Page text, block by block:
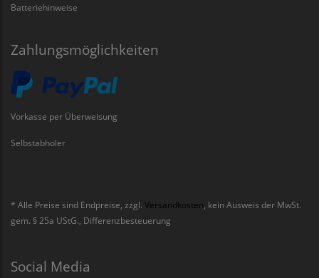
Batteriehinweise
Zahlungsmöglichkeiten
Vorkasse per Überweisung
Selbstabholer
* Alle Preise sind Endpreise, zzgl. Versandkosten , kein Ausweis der MwSt.
gem. § 25a UStG., Differenzbesteuerung
Social Media